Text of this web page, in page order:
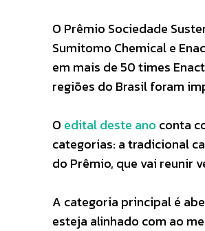
O Prêmio Sociedade
Sumitomo Chemical e
em mais de 50 times
regiões do Brasil foram
O edital deste ano conta
categorias: a tradicional
do Prêmio, que vai reunir
A categoria principal é
esteja alinhado com ao